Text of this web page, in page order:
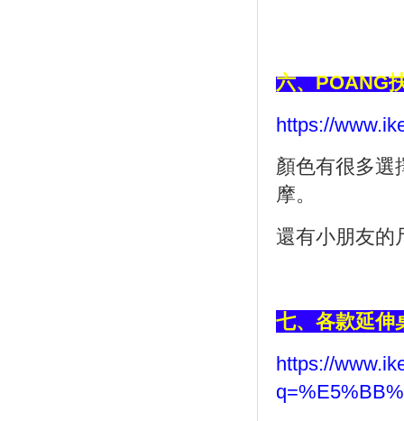
六、POANG
https://
顏色有很多選
摩。
還有小朋友的
七、各款延伸
https://